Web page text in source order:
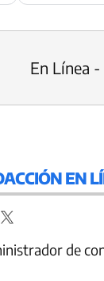
En Línea
EN
de